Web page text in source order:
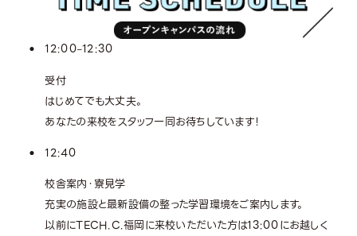
12:00–12:30
受付
はじめてでも大丈夫。
あなたの来校をスタッフ一同お待ちしています！
12:40
校舎案内・寮見学
充実の施設と最新設備の整った学習環境をご案内します。
以前にTECH.C.福岡に来校いただいた方は13:00にお越しく